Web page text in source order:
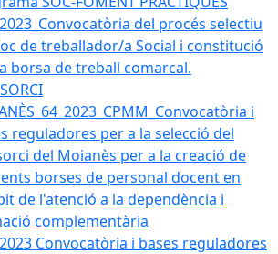
del procés selectiu
de treballador/a Social i constitució
borsa de treball comarcal.
i
reguladores per a la selecció del
del Moianès per a la creació de
borses de personal docent en
de l'atenció a la dependència i
complementària
Convocatòria i bases reguladores